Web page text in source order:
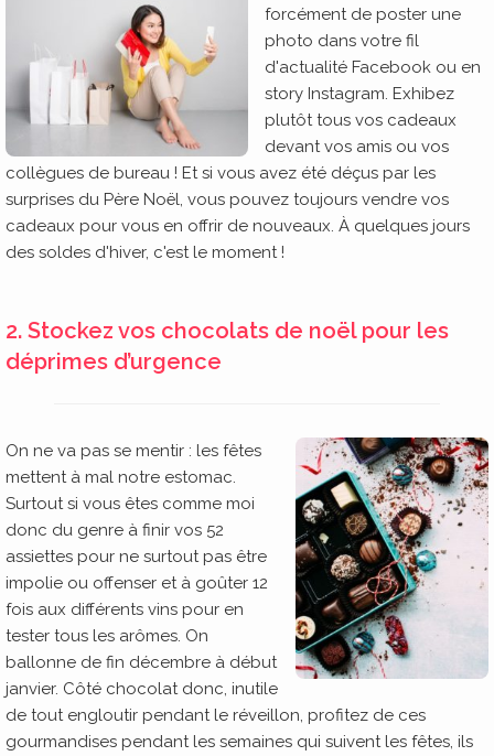
forcément de poster une
photo dans votre fil
d'actualité Facebook ou en
story Instagram. Exhibez
plutôt tous vos cadeaux
devant vos amis ou vos
collègues de bureau ! Et si vous avez été déçus par les
surprises du Père Noël, vous pouvez toujours vendre vos
cadeaux pour vous en offrir de nouveaux. À quelques jours
des soldes d'hiver, c'est le moment !
2. Stockez vos chocolats de noël pour les
déprimes d’urgence
On ne va pas se mentir : les fêtes
mettent à mal notre estomac.
Surtout si vous êtes comme moi
donc du genre à finir vos 52
assiettes pour ne surtout pas être
impolie ou offenser et à goûter 12
fois aux différents vins pour en
tester tous les arômes. On
ballonne de fin décembre à début
janvier. Côté chocolat donc, inutile
de tout engloutir pendant le réveillon, profitez de ces
gourmandises pendant les semaines qui suivent les fêtes, ils